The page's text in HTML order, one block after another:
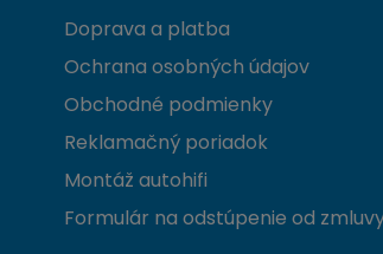
Doprava a platba
Ochrana osobných údajov
Obchodné podmienky
Reklamačný poriadok
Montáž autohifi
Formulár na odstúpenie od